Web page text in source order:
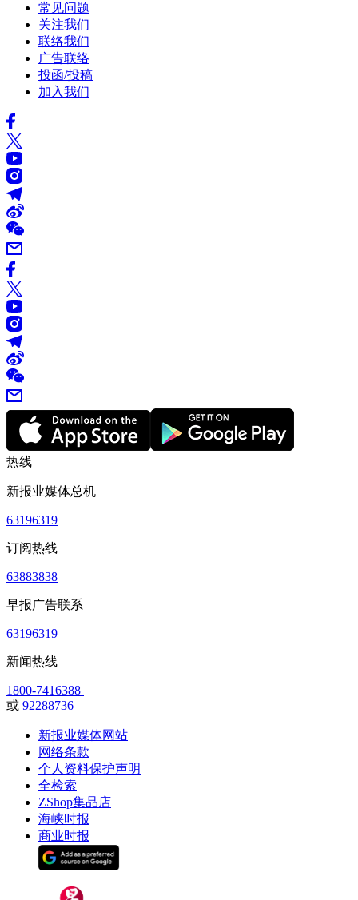
常见问题
关注我们
联络我们
广告联络
投函/投稿
加入我们
热线
新报业媒体总机
63196319
订阅热线
63883838
早报广告联系
63196319
新闻热线
1800-7416388
或 92288736
新报业媒体网站
网络条款
个人资料保护声明
全检索
ZShop集品店
海峡时报
商业时报